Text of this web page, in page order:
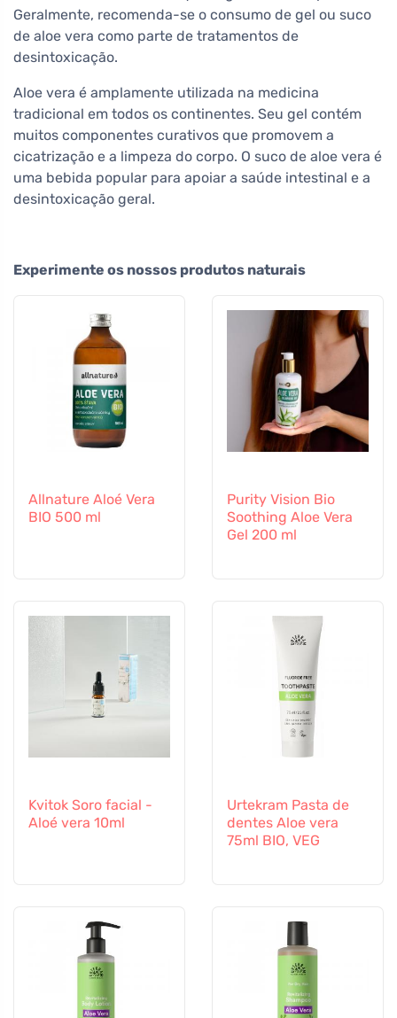
Geralmente, recomenda-se o consumo de gel ou suco
de aloe vera como parte de tratamentos de
desintoxicação.
Aloe vera é amplamente utilizada na medicina
tradicional em todos os continentes. Seu gel contém
muitos componentes curativos que promovem a
cicatrização e a limpeza do corpo. O suco de aloe vera é
uma bebida popular para apoiar a saúde intestinal e a
desintoxicação geral.
Experimente os nossos produtos naturais
Allnature Aloé Vera
BIO 500 ml
Purity Vision Bio
Soothing Aloe Vera
Gel 200 ml
Kvitok Soro facial -
Aloé vera 10ml
Urtekram Pasta de
dentes Aloe vera
75ml BIO, VEG